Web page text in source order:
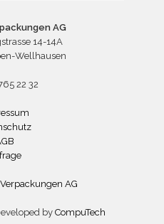
AG
14-14A
Wellhausen
22 32
AG
byCompuTech